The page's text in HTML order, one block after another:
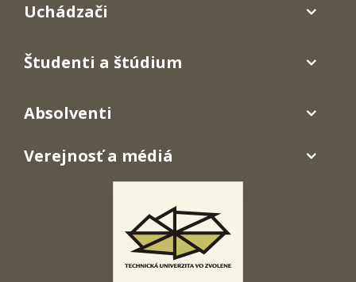
Uchádzači
Študenti a štúdium
Absolventi
Verejnosť a médiá